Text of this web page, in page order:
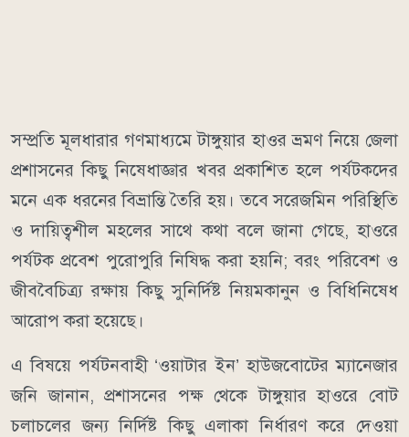
​সম্প্রতি মূলধারার গণমাধ্যমে টাঙ্গুয়ার হাওর ভ্রমণ নিয়ে জেলা
প্রশাসনের কিছু নিষেধাজ্ঞার খবর প্রকাশিত হলে পর্যটকদের
মনে এক ধরনের বিভ্রান্তি তৈরি হয়। তবে সরেজমিন পরিস্থিতি
ও দায়িত্বশীল মহলের সাথে কথা বলে জানা গেছে, হাওরে
পর্যটক প্রবেশ পুরোপুরি নিষিদ্ধ করা হয়নি; বরং পরিবেশ ও
জীববৈচিত্র্য রক্ষায় কিছু সুনির্দিষ্ট নিয়মকানুন ও বিধিনিষেধ
আরোপ করা হয়েছে।
​এ বিষয়ে পর্যটনবাহী ‘ওয়াটার ইন’ হাউজবোটের ম্যানেজার
জনি জানান, প্রশাসনের পক্ষ থেকে টাঙ্গুয়ার হাওরে বোট
চলাচলের জন্য নির্দিষ্ট কিছু এলাকা নির্ধারণ করে দেওয়া